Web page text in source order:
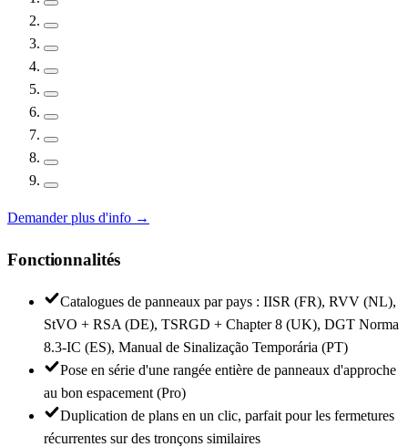
Demander plus d'info →
Fonctionnalités
Catalogues de panneaux par pays : IISR (FR), RVV (NL),
StVO + RSA (DE), TSRGD + Chapter 8 (UK), DGT Norma
8.3-IC (ES), Manual de Sinalização Temporária (PT)
Pose en série d'une rangée entière de panneaux d'approche
au bon espacement (Pro)
Duplication de plans en un clic, parfait pour les fermetures
récurrentes sur des tronçons similaires